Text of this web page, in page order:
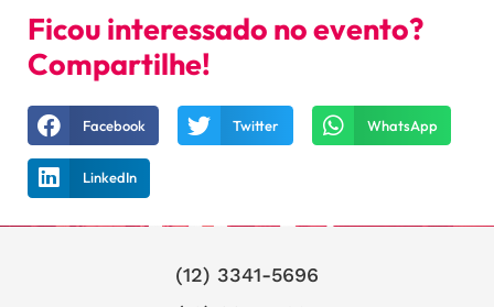
Ficou interessado no evento?
Compartilhe!
Facebook Twitter WhatsApp
LinkedIn
(12) 3341-5696